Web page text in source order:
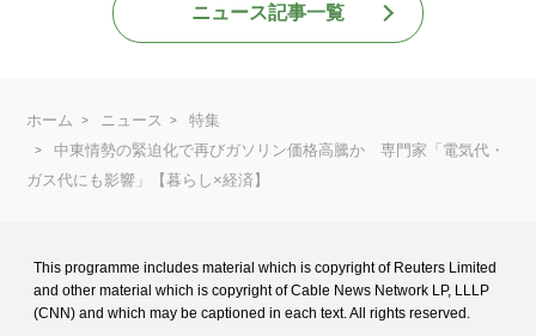
ニュース記事一覧
ホーム ニュース
特集
中東情勢の緊迫化で再びガソリン価格高騰か 専門家「電気代・
ガス代にも影響」【暮らし×経済】
This programme includes material which is copyright of Reuters Limited
and other material which is copyright of Cable News Network LP, LLLP
(CNN) and which may be captioned in each text. All rights reserved.